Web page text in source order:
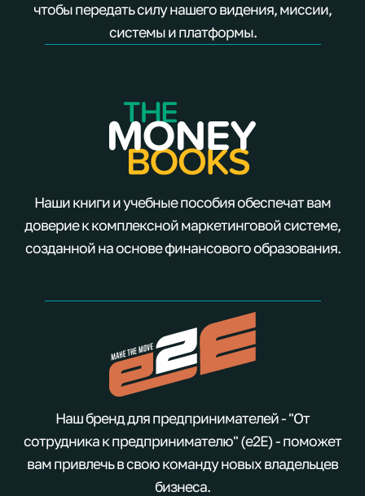
чтобы передать силу нашего видения, миссии,
системы и платформы.
Наши книги и учебные пособия обеспечат вам
доверие к комплексной маркетинговой системе,
созданной на основе финансового образования.
Наш бренд для предпринимателей - "От
сотрудника к предпринимателю" (e2E) - поможет
вам привлечь в свою команду новых владельцев
бизнеса.